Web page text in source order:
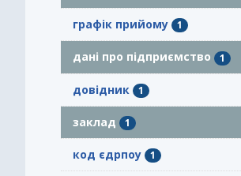
графік прийому 1
дані про підприємство 1
довідник 1
заклад 1
код єдрпоу 1